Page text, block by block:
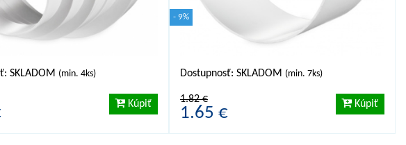
SKLADOM (min. 4ks)
Kúpiť
- 9%
Dostupnosť: SKLADOM (min. 7ks)
1.82 €
1.65 € Kúpiť